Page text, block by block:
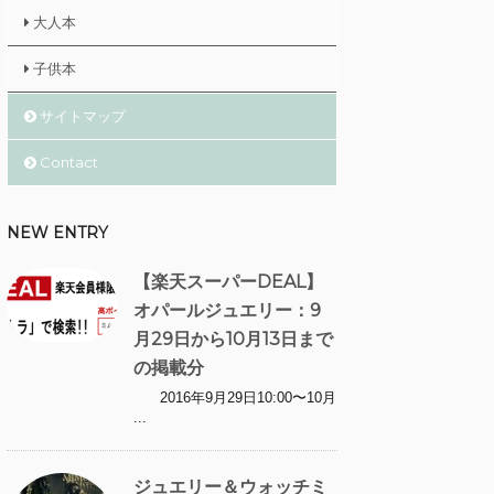
大人本
子供本
サイトマップ
Contact
NEW ENTRY
【楽天スーパーDEAL】
オパールジュエリー：9
月29日から10月13日まで
の掲載分
2016年9月29日10:00〜10月
...
ジュエリー＆ウォッチミ